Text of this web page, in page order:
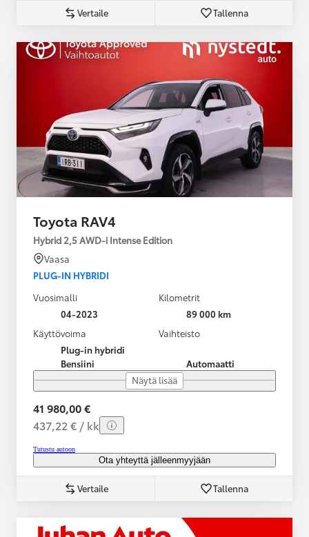
Vertaile Tallenna
Toyota RAV4
Hybrid 2,5 AWD-i Intense Edition
Vaasa
PLUG-IN HYBRIDI
Vuosimalli
04-2023
Kilometrit
89 000 km
Käyttövoima
Plug-in hybridi
Bensiini
Vaihteisto
Automaatti
Näytä lisää
41 980,00 €
437,22 € / kk
Tutustu autoon
Ota yhteyttä jälleenmyyjään
Vertaile Tallenna